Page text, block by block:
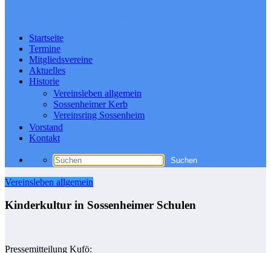
Startseite
Termine
Mitgliedsvereine
Aktuelles
Historie
Vereinsleben allgemein
Sossenheimer Kerb
Vereinsring Sossenheim
Vorstand
Kontakt
Vereinsleben allgemein
Kinderkultur in Sossenheimer Schulen
Pressemitteilung Kufö: